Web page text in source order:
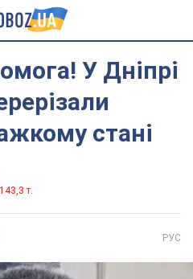
У Дніпрі
стані
143,3 т.
РУС